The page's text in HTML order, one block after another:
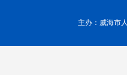
主办：威海市